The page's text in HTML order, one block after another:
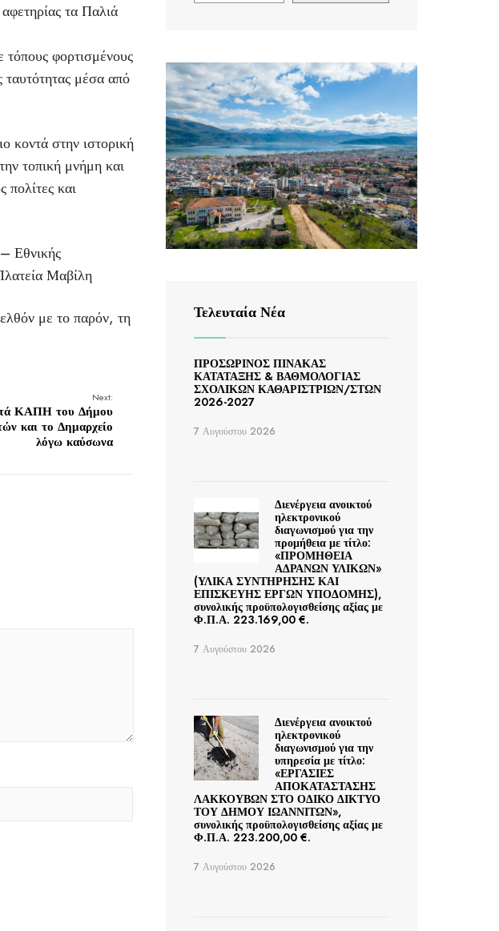
τα Παλιά
φορτισμένους
ταυτότητας μέσα από
κοντά στην ιστορική
τοπική μνήμη και
πολίτες και
Εθνικής
Μαβίλη
με το παρόν, τη
Next:
ΚΑΠΗ του Δήμου
και το Δημαρχείο
λόγω καύσωνα
Τελευταία Νέα
ΠΡΟΣΩΡΙΝΟΣ ΠΙΝΑΚΑΣ
ΚΑΤΑΤΑΞΗΣ & ΒΑΘΜΟΛΟΓΙΑΣ
ΣΧΟΛΙΚΩΝ ΚΑΘΑΡΙΣΤΡΙΩΝ/ΣΤΩΝ
2026-2027
7 Αυγούστου 2026
Διενέργεια ανοικτού
ηλεκτρονικού
διαγωνισμού για την
προμήθεια με τίτλο:
«ΠΡΟΜΗΘΕΙΑ
ΑΔΡΑΝΩΝ ΥΛΙΚΩΝ»
(ΥΛΙΚΑ ΣΥΝΤΗΡΗΣΗΣ ΚΑΙ
ΕΠΙΣΚΕΥΗΣ ΕΡΓΩΝ ΥΠΟΔΟΜΗΣ),
συνολικής προϋπολογισθείσης αξίας με
Φ.Π.Α. 223.169,00 €.
7 Αυγούστου 2026
Διενέργεια ανοικτού
ηλεκτρονικού
διαγωνισμού για την
υπηρεσία με τίτλο:
«ΕΡΓΑΣΙΕΣ
ΑΠΟΚΑΤΑΣΤΑΣΗΣ
ΛΑΚΚΟΥΒΩΝ ΣΤΟ ΟΔΙΚΟ ΔΙΚΤΥΟ
ΤΟΥ ΔΗΜΟΥ ΙΩΑΝΝΙΤΩΝ»,
συνολικής προϋπολογισθείσης αξίας με
Φ.Π.Α. 223.200,00 €.
7 Αυγούστου 2026